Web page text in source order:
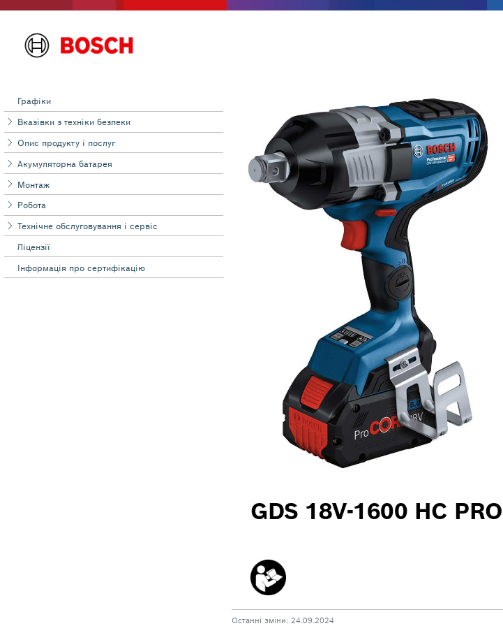
Графіки
Вказівки з техніки безпеки
Опис продукту і послуг
Акумуляторна батарея
Монтаж
Робота
Технічне обслуговування і сервіс
Ліцензії
Інформація про сертифікацію